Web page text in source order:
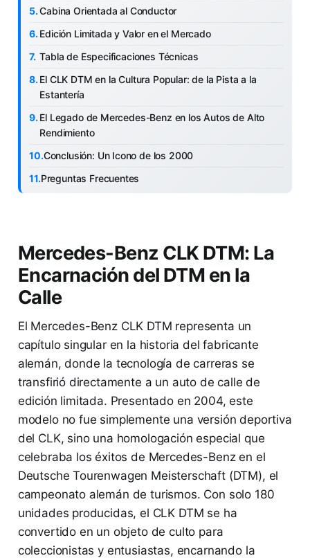
Cabina Orientada al Conductor
Edición Limitada y Valor en el Mercado
Tabla de Especificaciones Técnicas
El CLK DTM en la Cultura Popular: de la Pista a la
Estantería
El Legado de Mercedes-Benz en los Autos de Alto
Rendimiento
Conclusión: Un Icono de los 2000
Preguntas Frecuentes
Mercedes-Benz CLK DTM: La
Encarnación del DTM en la
Calle
El Mercedes-Benz CLK DTM representa un
capítulo singular en la historia del fabricante
alemán, donde la tecnología de carreras se
transfirió directamente a un auto de calle de
edición limitada. Presentado en 2004, este
modelo no fue simplemente una versión deportiva
del CLK, sino una homologación especial que
celebraba los éxitos de Mercedes-Benz en el
Deutsche Tourenwagen Meisterschaft (DTM), el
campeonato alemán de turismos. Con solo 180
unidades producidas, el CLK DTM se ha
convertido en un objeto de culto para
coleccionistas y entusiastas, encarnando la